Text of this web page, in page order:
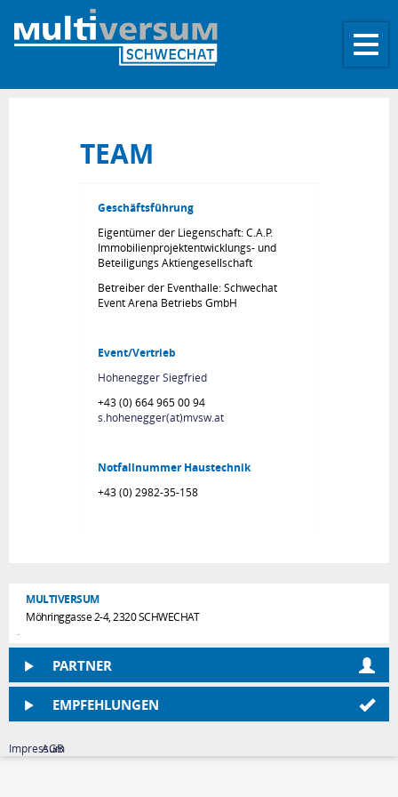
Toggle
TEAM
Geschäftsführung
Eigentümer der Liegenschaft: C.A.P.
Immobilienprojektentwicklungs- und
Beteiligungs Aktiengesellschaft
Betreiber der Eventhalle: Schwechat
Event Arena Betriebs GmbH
Event/Vertrieb
Hohenegger Siegfried
+43 (0) 664 965 00 94
s.hohenegger(at)mvsw.at
Notfallnummer Haustechnik
+43 (0) 2982-35-158
MULTIVERSUM
Möhringgasse 2-4, 2320 SCHWECHAT
PARTNER
EMPFEHLUNGEN
Impressum
AGB